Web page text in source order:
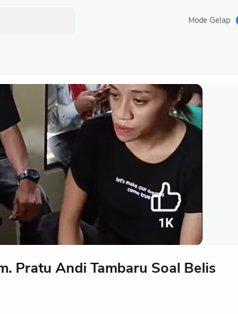
Mode Gelap
Pratu Andi Tambaru Soal Belis